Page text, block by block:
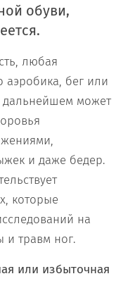
обуви,
любая
аэробика, бег или
дальнейшем может
и даже бедер.
которые
на
и травм ног.
или избыточная